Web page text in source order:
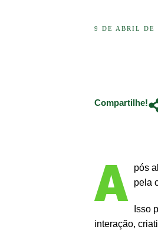
9 DE ABRIL DE
Compartilhe!
A
pós
pela
Isso
interação,